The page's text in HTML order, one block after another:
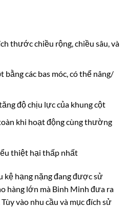
thước chiều rộng, chiều sâu, và
bằng các bas móc, có thể nâng/
độ chịu lực của khung cột
khi hoạt động cùng thường
thiệt hại thấp nhất
kệ hạng nặng đang được sử
hàng lớn mà Binh Minh đưa ra
vào nhu cầu và mục đích sử